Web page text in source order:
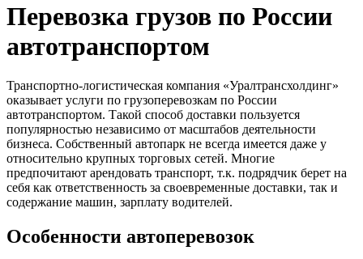
Перевозка грузов по России
автотранспортом
Транспортно-логистическая компания «Уралтрансхолдинг»
оказывает услуги по грузоперевозкам по России
автотранспортом. Такой способ доставки пользуется
популярностью независимо от масштабов деятельности
бизнеса. Собственный автопарк не всегда имеется даже у
относительно крупных торговых сетей. Многие
предпочитают арендовать транспорт, т.к. подрядчик берет на
себя как ответственность за своевременные доставки, так и
содержание машин, зарплату водителей.
Особенности автоперевозок